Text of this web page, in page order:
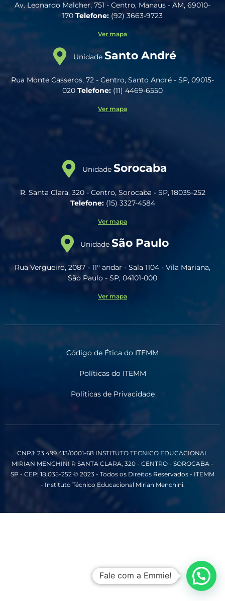
Av. Leonardo Malcher, 751 - Centro, Manaus - AM, 69010-
170 Telefone: (92) 3663-9723
Ver mapa
Unidade Santo André
Rua Monte Casseros, 72 - Centro, Santo André - SP, 09015-
020 Telefone: (11) 4469-6550
Ver mapa
Unidade Sorocaba
R. Santa Clara, 320 - Centro, Sorocaba - SP, 18035-252
Telefone: (15) 3327-4584
Ver mapa
Unidade São Paulo
Rua Vergueiro, 2087 - 11° andar - Sala 1104 - Vila Mariana,
São Paulo - SP, 04101-000
Ver mapa
Código de Ética do ITEMM
Políticas do ITEMM
Políticas de Privacidade
CNPJ: 23.499.413/0001-68 INSTITUTO TECNICO EDUCACIONAL
MIRIAN MENCHINI R SANTA CLARA, 320 - CENTRO - SOROCABA -
SP - CEP: 18.035-252 © 2023 - Todos os Direitos Reservados - ITEMM
- Instituto Técnico Educacional Mirian Menchini.
Fale com a Emmie!